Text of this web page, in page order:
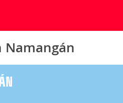
Namangán